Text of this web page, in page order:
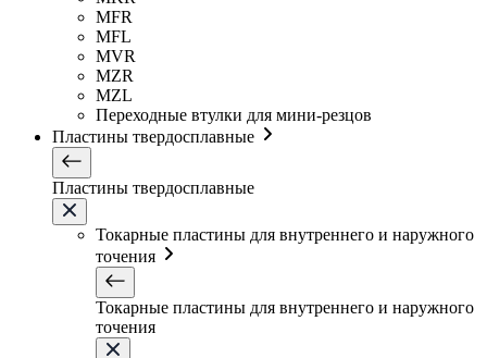
MFR
MFL
MVR
MZR
MZL
Переходные втулки для мини-резцов
Пластины твердосплавные
Пластины твердосплавные
Токарные пластины для внутреннего и наружного
точения
Токарные пластины для внутреннего и наружного
точения